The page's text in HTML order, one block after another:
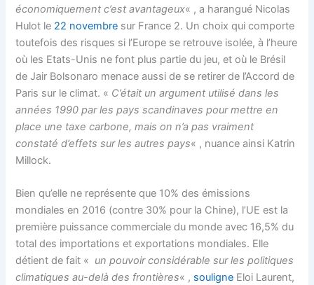
économiquement c’est avantageux« , a harangué Nicolas
Hulot le 22 novembre sur France 2. Un choix qui comporte
toutefois des risques si l’Europe se retrouve isolée, à l’heure
où les Etats-Unis ne font plus partie du jeu, et où le Brésil
de Jair Bolsonaro menace aussi de se retirer de l’Accord de
Paris sur le climat. « C’était un argument utilisé dans les
années 1990 par les pays scandinaves pour mettre en
place une taxe carbone, mais on n’a pas vraiment
constaté d’effets sur les autres pays« , nuance ainsi Katrin
Millock.
Bien qu’elle ne représente que 10% des émissions
mondiales en 2016 (contre 30% pour la Chine), l’UE est la
première puissance commerciale du monde avec 16,5% du
total des importations et exportations mondiales. Elle
détient de fait « un pouvoir considérable sur les politiques
climatiques au-delà des frontières« , souligne Eloi Laurent,